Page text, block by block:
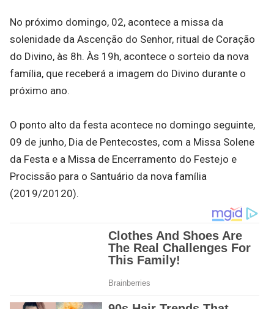
No próximo domingo, 02, acontece a missa da
solenidade da Ascenção do Senhor, ritual de Coração
do Divino, às 8h. Às 19h, acontece o sorteio da nova
família, que receberá a imagem do Divino durante o
próximo ano.
O ponto alto da festa acontece no domingo seguinte,
09 de junho, Dia de Pentecostes, com a Missa Solene
da Festa e a Missa de Encerramento do Festejo e
Procissão para o Santuário da nova família
(2019/20120).